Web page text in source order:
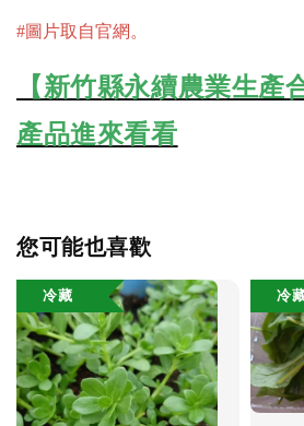
#圖片取自官網。
【新竹縣永續農業生產
產品進來看看
您可能也喜歡
冷藏 冷